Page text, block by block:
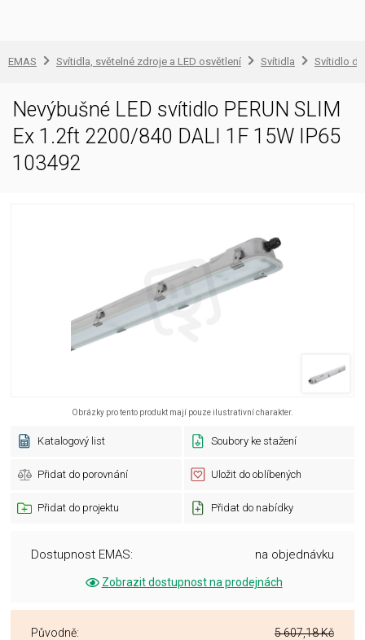
EMAS Svítidla, světelné zdroje a LED osvětlení Svítidla Svítidlo
Nevýbušné LED svítidlo PERUN SLIM
Ex 1.2ft 2200/840 DALI 1F 15W IP65
103492
Obrázky pro tento produkt mají pouze ilustrativní charakter.
Katalogový list Soubory ke stažení
Přidat do porovnání Uložit do oblíbených
Přidat do projektu Přidat do nabídky
Dostupnost EMAS: na objednávku
Zobrazit dostupnost na prodejnách
Původně:
5 607,18 Kč